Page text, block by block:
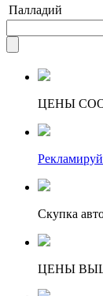
Палладий
ЦЕНЫ
Скупка
ЦЕНЫ